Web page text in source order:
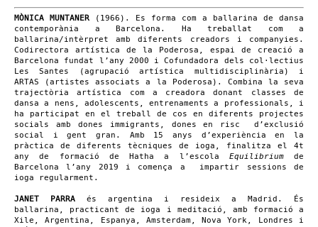
MÒNICA MUNTANER
(1966). Es forma com a ballarina de dansa
contemporània a Barcelona. Ha treballat com a
ballarina/intèrpret amb diferents creadors i companyies.
Codirectora artística de la Poderosa , espai de creació a
Barcelona fundat l’any 2000 i Cofundadora dels col·lectius
Les Santes (agrupació artística multidisciplinària) i
ARTAS (artistes associats a la Poderosa). Combina la seva
trajectòria artística com a creadora donant classes de
dansa a nens, adolescents, entrenaments a professionals, i
ha participat en el treball de cos en diferents projectes
socials amb dones immigrants, dones en risc d’exclusió
social i gent gran. Amb 15 anys d’experiència en la
pràctica de diferents tècniques de ioga, finalitza el 4t
any de formació de Hatha a l’escola Equilibriumde
Barcelona l’any 2019 i comença a
impartir sessions de
ioga regularment.
JANET PARRA és argentina i resideix a Madrid. És
ballarina, practicant de ioga i meditació, amb formació a
Xile, Argentina, Espanya, Amsterdam, Nova York, Londres i